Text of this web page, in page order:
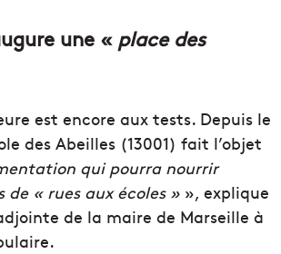
une «place des
est encore aux tests. Depuis le
des Abeilles (13001) fait l’objet
qui pourra nourrir
de « rues aux écoles » », explique
de la maire de Marseille à